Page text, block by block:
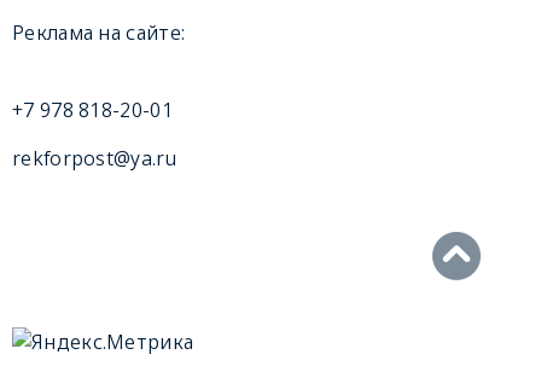
Реклама на сайте:
+7 978 818-20-01
rekforpost@ya.ru